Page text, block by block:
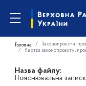
Головна Законопроєкти,
Картка законопроєкту,
Назва файлу:
Пояснювальна